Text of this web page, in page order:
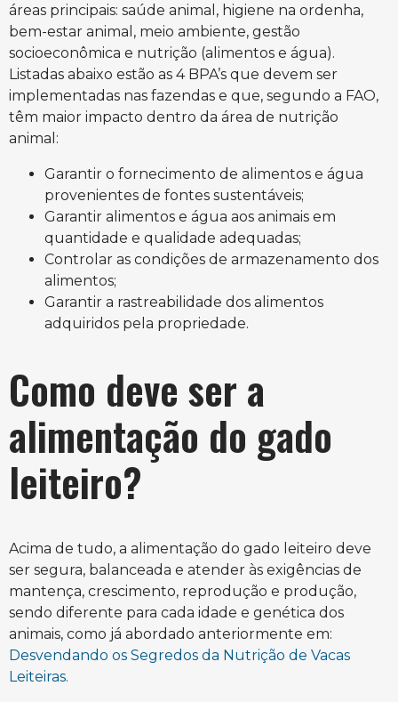
áreas principais: saúde animal, higiene na ordenha,
bem-estar animal, meio ambiente, gestão
socioeconômica e nutrição (alimentos e água).
Listadas abaixo estão as 4 BPA’s que devem ser
implementadas nas fazendas e que, segundo a FAO,
têm maior impacto dentro da área de nutrição
animal:
Garantir o fornecimento de alimentos e água
provenientes de fontes sustentáveis;
Garantir alimentos e água aos animais em
quantidade e qualidade adequadas;
Controlar as condições de armazenamento dos
alimentos;
Garantir a rastreabilidade dos alimentos
adquiridos pela propriedade.
Como deve ser a
alimentação do gado
leiteiro?
Acima de tudo, a alimentação do gado leiteiro deve
ser segura, balanceada e atender às exigências de
mantença, crescimento, reprodução e produção,
sendo diferente para cada idade e genética dos
animais, como já abordado anteriormente em:
Desvendando os Segredos da Nutrição de Vacas
Leiteiras.